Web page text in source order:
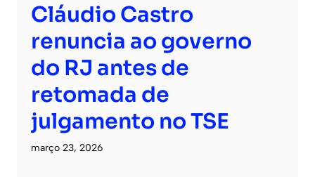
Cláudio Castro
renuncia ao governo
do RJ antes de
retomada de
julgamento no TSE
março 23, 2026